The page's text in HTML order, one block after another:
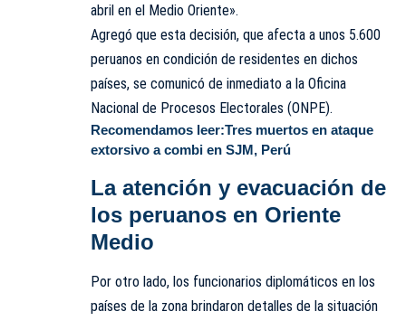
abril en el Medio Oriente».
Agregó que esta decisión, que afecta a unos 5.600
peruanos en condición de residentes en dichos
países, se comunicó de inmediato a la Oficina
Nacional de Procesos Electorales (ONPE).
Recomendamos leer:Tres muertos en ataque
extorsivo a combi en SJM, Perú
La atención y evacuación de
los peruanos en Oriente
Medio
Por otro lado, los funcionarios diplomáticos en los
países de la zona brindaron detalles de la situación